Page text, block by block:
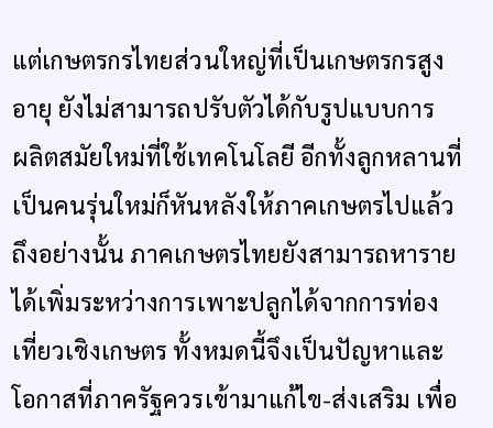
แต่เกษตรกรไทยส่วนใหญ่ที่เป็นเกษตรกรสูง
อายุ ยังไม่สามารถปรับตัวได้กับรูปแบบการ
ผลิตสมัยใหม่ที่ใช้เทคโนโลยี อีกทั้งลูกหลานที่
เป็นคนรุ่นใหม่ก็หันหลังให้ภาคเกษตรไปแล้ว
ถึงอย่างนั้น ภาคเกษตรไทยยังสามารถหาราย
ได้เพิ่มระหว่างการเพาะปลูกได้จากการท่อง
เที่ยวเชิงเกษตร ทั้งหมดนี้จึงเป็นปัญหาและ
โอกาสที่ภาครัฐควรเข้ามาแก้ไข-ส่งเสริม เพื่อ